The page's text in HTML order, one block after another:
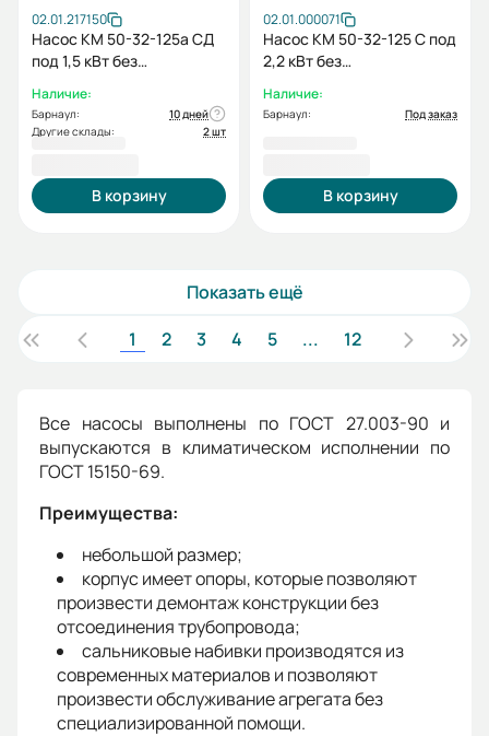
02.01.217150
Насос КМ 50-32-125а СД
под 1,5 кВт без
Наличие:
Барнаул:
10 дней
Другие склады:
2 шт
В корзину
02.01.000071
Насос КМ 50-32-125 С под
2,2 кВт без
Наличие:
Барнаул: Под заказ
В корзину
Показать ещё
1
2 3 4 5 ... 12
Все насосы выполнены по ГОСТ 27.003-90 и
выпускаются в климатическом исполнении по
ГОСТ 15150-69.
Преимущества:
небольшой размер;
корпус имеет опоры, которые позволяют
произвести демонтаж конструкции без
отсоединения трубопровода;
сальниковые набивки производятся из
современных материалов и позволяют
произвести обслуживание агрегата без
специализированной помощи.